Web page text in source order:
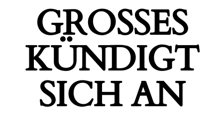
GROSSES K
ÜNDIGT S
ICH AN